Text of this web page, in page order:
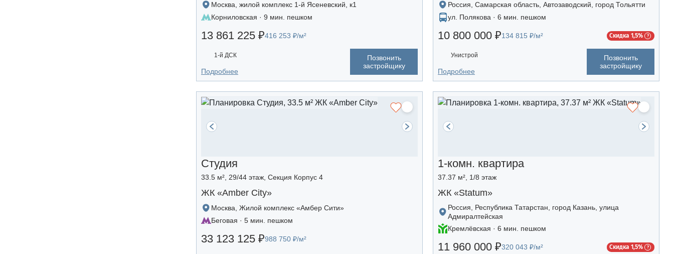
Москва, жилой комплекс 1-й Ясеневский, к1
Корниловская · 9 мин. пешком
13 861 225 ₽416 253 ₽/м²
1-й ДСК
Позвонить
застройщику
Подробнее
Россия, Самарская область, Автозаводский, город Тольятти
ул. Полякова · 6 мин. пешком
10 800 000 ₽134 815 ₽/м² Скидка 1,5%
Унистрой
Позвонить
застройщику
Подробнее
Студия
33.5 м², 29/44 этаж, Секция Корпус 4
ЖК «Amber Сity»
Москва, Жилой комплекс «Амбер Сити»
Беговая · 5 мин. пешком
33 123 125 ₽988 750 ₽/м²
1-комн. квартира
37.37 м², 1/8 этаж
ЖК «Statum»
Россия, Республика Татарстан, город Казань, улица
Адмиралтейская
Кремлёвская · 6 мин. пешком
11 960 000 ₽320 043 ₽/м² Скидка 1,5%